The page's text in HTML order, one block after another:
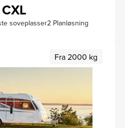
soveplasser2 Planløsning
Fra 2000 kg